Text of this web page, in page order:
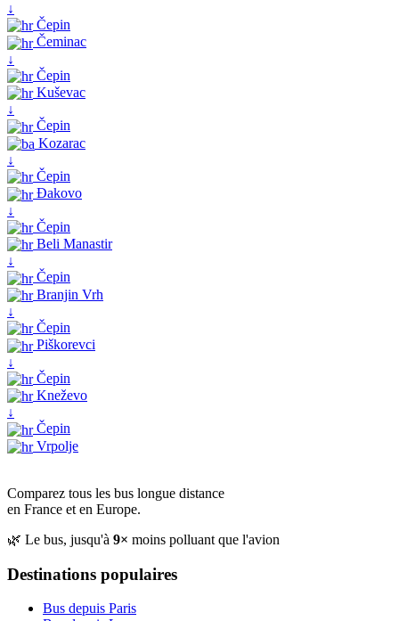
↓
Čepin
Čeminac
↓
Čepin
Kuševac
↓
Čepin
Kozarac
↓
Čepin
Đakovo
↓
Čepin
Beli Manastir
↓
Čepin
Branjin Vrh
↓
Čepin
Piškorevci
↓
Čepin
Kneževo
↓
Čepin
Vrpolje
Comparez tous les bus longue distance
en France et en Europe.
🌿 Le bus, jusqu'à 9× moins polluant que l'avion
Destinations populaires
Bus depuis Paris